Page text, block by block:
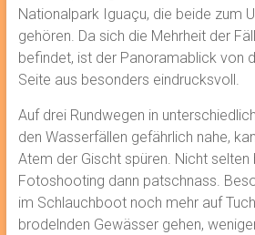
Nationalpark Iguaçu, die beide zum
gehören. Da sich die Mehrheit der
befindet, ist der Panoramablick von
Seite aus besonders eindrucksvoll.
Auf drei Rundwegen in
den Wasserfällen gefährlich nahe,
Atem der Gischt spüren. Nicht selten
Fotoshooting dann patschnass.
im Schlauchboot noch mehr auf
brodelnden Gewässer gehen,